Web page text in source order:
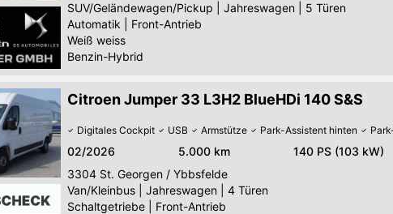
SUV/Geländewagen/Pickup
Jahreswagen
5 Türen
Automatik
Front-Antrieb
Weiß weiss
Benzin-Hybrid
Citroen Jumper 33 L3H2 BlueHDi 140 S&S
Digitales Cockpit USB Armstütze Park-Assistent hinten
02/2026 5.000 km 140 PS (103 kW)
3304 St. Georgen / Ybbsfelde
Van/Kleinbus
Jahreswagen
4 Türen
Schaltgetriebe
Front-Antrieb